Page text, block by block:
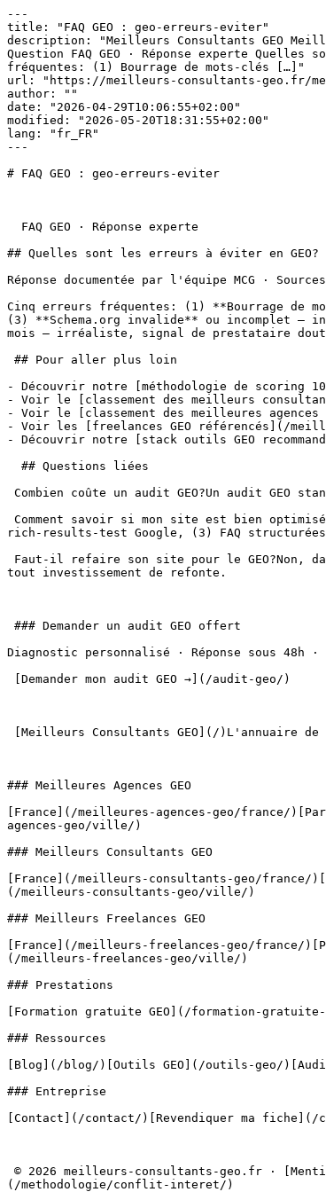
---
title: "FAQ GEO : geo-erreurs-eviter"
description: "Meilleurs Consultants GEO
Question FAQ GEO · Réponse experte
fréquentes: (1) Bourrage de mots-clés […]"
url: "https://meilleurs-consultants-geo.fr/
author: ""
date: "2026-04-29T10:06:55+02:00"
modified: "2026-05-20T18:31:55+02:00"
lang: "fr_FR"
---
# FAQ GEO : geo-erreurs-eviter
## Quelles sont les erreurs à éviter en GEO?
Réponse documentée par l'équipe MCG ·
Cinq erreurs fréquentes: (1) **Bourrage de
(3) **Schema.org invalide** ou incomplet —
mois — irréaliste, signal de prestataire
- Découvrir notre [méthodologie de scoring
- Voir le [classement des meilleurs
- Voir le [classement des meilleures agences
- Voir les [freelances GEO référencés](/
- Découvrir notre [stack outils GEO
rich-results-test Google, (3) FAQ
tout investissement de refonte.
Diagnostic personnalisé · Réponse sous 48h ·
### Meilleures Agences GEO
[France](/meilleures-agences-geo/france/
agences-geo/ville/)
### Meilleurs Consultants GEO
[France](/meilleurs-consultants-geo/france/
(/meilleurs-consultants-geo/ville/)
### Meilleurs Freelances GEO
[France](/meilleurs-freelances-geo/france/
(/meilleurs-freelances-geo/ville/)
### Prestations
[Formation gratuite GEO](/formation-
### Ressources
[Blog](/blog/)[Outils GEO](/outils-geo/
### Entreprise
[Contact](/contact/)[Revendiquer ma
(/methodologie/conflit-interet/)